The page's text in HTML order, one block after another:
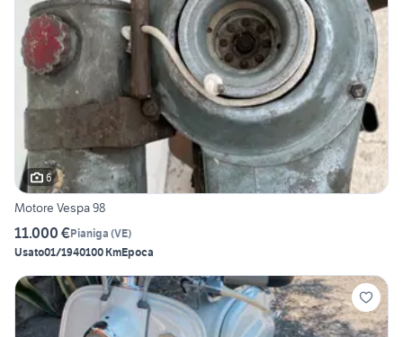
6
Motore Vespa 98
11.000 €Pianiga (VE)
Usato01/1940100 KmEpoca